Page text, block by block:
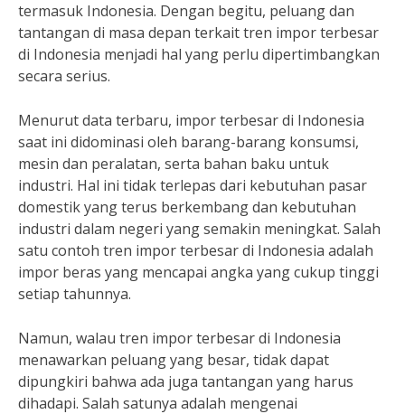
termasuk Indonesia. Dengan begitu, peluang dan
tantangan di masa depan terkait tren impor terbesar
di Indonesia menjadi hal yang perlu dipertimbangkan
secara serius.
Menurut data terbaru, impor terbesar di Indonesia
saat ini didominasi oleh barang-barang konsumsi,
mesin dan peralatan, serta bahan baku untuk
industri. Hal ini tidak terlepas dari kebutuhan pasar
domestik yang terus berkembang dan kebutuhan
industri dalam negeri yang semakin meningkat. Salah
satu contoh tren impor terbesar di Indonesia adalah
impor beras yang mencapai angka yang cukup tinggi
setiap tahunnya.
Namun, walau tren impor terbesar di Indonesia
menawarkan peluang yang besar, tidak dapat
dipungkiri bahwa ada juga tantangan yang harus
dihadapi. Salah satunya adalah mengenai